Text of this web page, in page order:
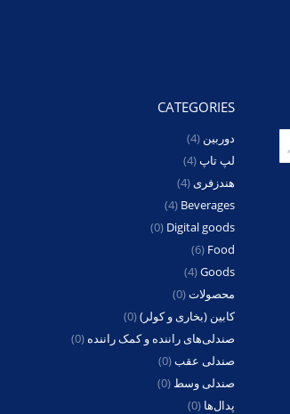
CATEGORIES
دوربین (4)
لپ تاپ(4)
هندزفری(4)
Beverages
(4)
Digital goods
(0)
Food
(6)
Goods
(4)
محصولات(0)
کابین (بخاری و کولر)(0)
صندلی‌های راننده و کمک راننده (0)
صندلی عقب(0)
صندلی وسط (0)
پدال‌ها (0)